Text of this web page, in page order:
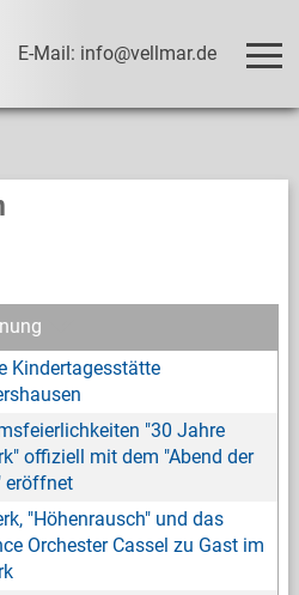
E-Mail: info@vellmar.de
Kindertagesstätte
"30 Jahre
offiziell mit dem "Abend der
eröffnet
"Höhenrausch" und das
Orchester Cassel zu Gast im